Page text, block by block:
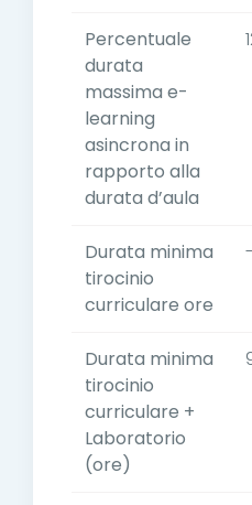
Percentuale
durata
massima e-
learning
asincrona in
rapporto alla
durata d’aula
Durata minima
tirocinio
curriculare ore
-
Durata minima
tirocinio
curriculare +
Laboratorio
(ore)